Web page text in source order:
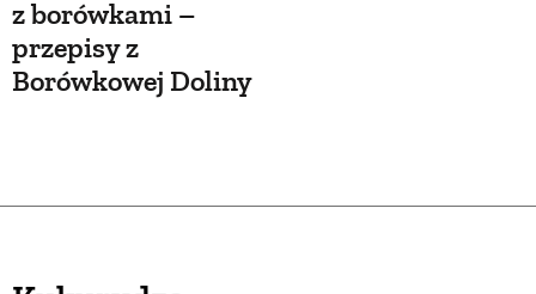
z borówkami –
przepisy z
Borówkowej Doliny